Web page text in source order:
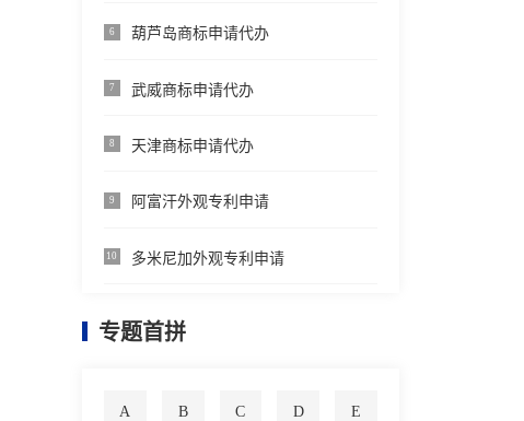
6 葫芦岛商标申请代办
7 武威商标申请代办
8 天津商标申请代办
9 阿富汗外观专利申请
10 多米尼加外观专利申请
专题首拼
A B C D E